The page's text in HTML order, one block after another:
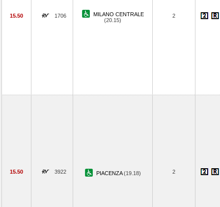
15.50 1706
MILANO CENTRALE
(20.15)
2
15.50 3922 PIACENZA(19.18) 2